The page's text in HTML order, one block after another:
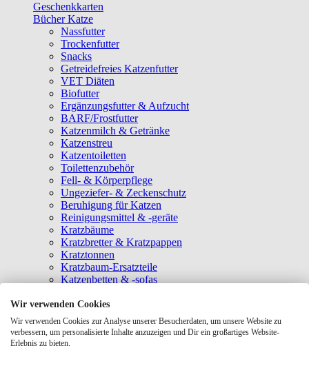
Geschenkkarten
Bücher Katze
Nassfutter
Trockenfutter
Snacks
Getreidefreies Katzenfutter
VET Diäten
Biofutter
Ergänzungsfutter & Aufzucht
BARF/Frostfutter
Katzenmilch & Getränke
Katzenstreu
Katzentoiletten
Toilettenzubehör
Fell- & Körperpflege
Ungeziefer- & Zeckenschutz
Beruhigung für Katzen
Reinigungsmittel & -geräte
Kratzbäume
Kratzbretter & Kratzpappen
Kratztonnen
Kratzbaum-Ersatzteile
Katzenbetten & -sofas
Katzenhäuser
Hängematten & Fensterliegeplätze
Katzendecken & -matten
Baldrian- & Catnipspielzeug
Wir verwenden Cookies
Wir verwenden Cookies zur Analyse unserer Besucherdaten, um unsere Website zu
verbessern, um personalisierte Inhalte anzuzeigen und Dir ein großartiges Website-
Erlebnis zu bieten.